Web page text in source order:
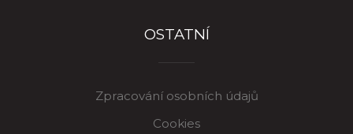
OSTATNÍ
Zpracování osobních údajů
Cookies